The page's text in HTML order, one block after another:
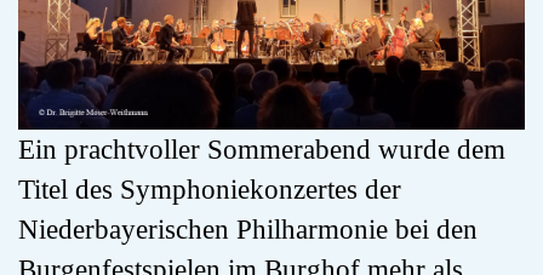
Ein prachtvoller Sommerabend wurde dem
Titel des Symphoniekonzertes der
Niederbayerischen Philharmonie bei den